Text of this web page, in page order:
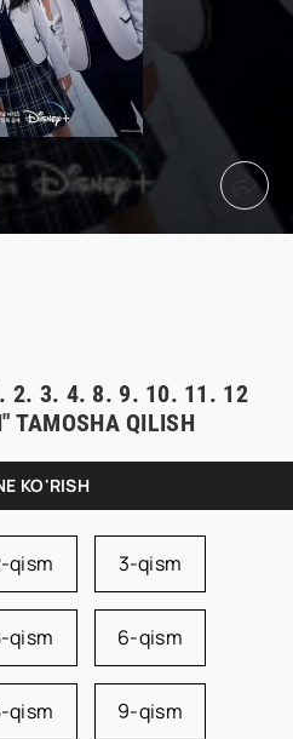
2. 3. 4. 8. 9. 10. 11. 12
TAMOSHA QILISH
KO'RISH
qism 3-qism
qism 6-qism
qism 9-qism